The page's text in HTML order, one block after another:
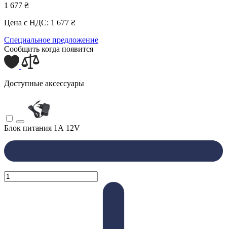
1 677 ₴
Цена с НДС: 1 677 ₴
Специальное предложение
Сообщить когда появится
Доступные аксессуары
Блок питания 1А 12V